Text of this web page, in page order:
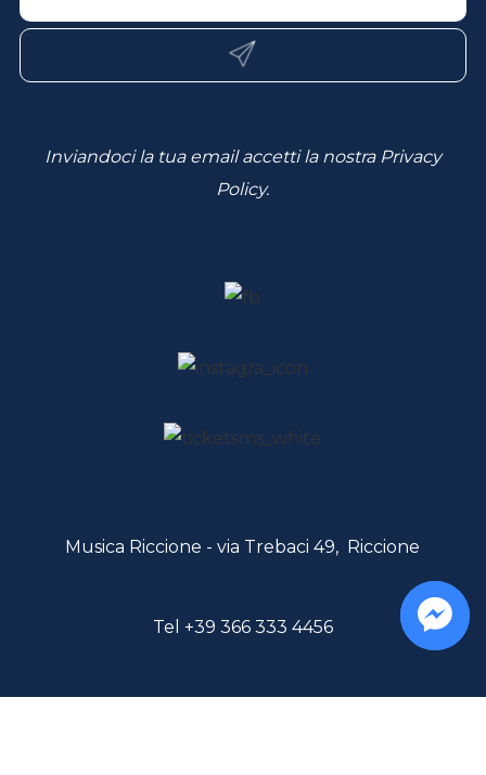
Inviandoci la tua email accetti la nostra Privacy
Policy.
Musica Riccione - via Trebaci 49, Riccione
Tel +39 366 333 4456